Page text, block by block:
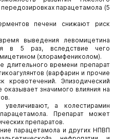
парацетамола (5
печени снижают риск
выведения левомицетина
в 5 раз, вследствие чего
(хлорамфениколом).
длительного времени препарат
(варфарин и прочие
кровотечений. Эпизодический
значимого влияния на
а колестирамин
Препарат может
препаратов.
парацетамола и других НПВП